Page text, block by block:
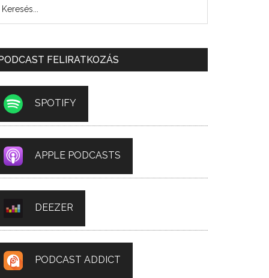
FELIRATKOZÁS
SPOTIFY
APPLE PODCASTS
DEEZER
PODCAST ADDICT